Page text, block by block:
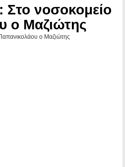
νοσοκομείο
ο Μαζιώτης